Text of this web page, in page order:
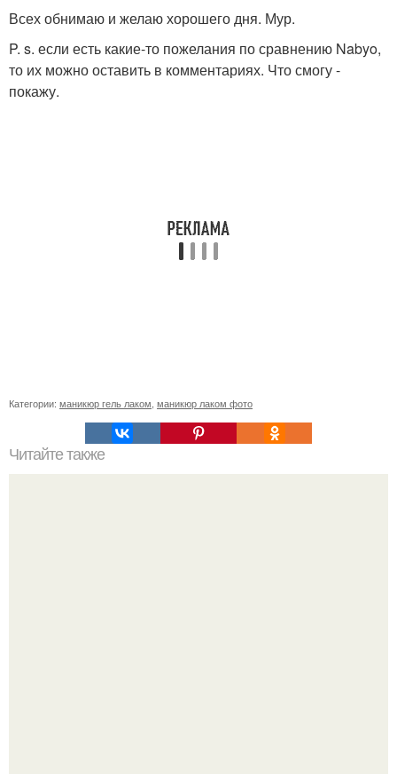
Всех обнимаю и желаю хорошего дня. Мур.
P. s. если есть какие-то пожелания по сравнению Nabyo,
то их можно оставить в комментариях. Что смогу -
покажу.
Категории: маникюр гель лаком маникюр лаком фото
Читайте также